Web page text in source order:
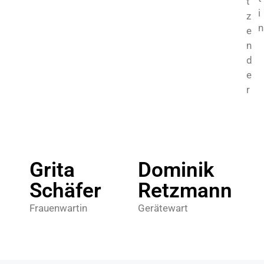
z
e
n
d
e
r
i
n
Grita
Schäfer
Frauenwartin
Dominik
Retzmann
Gerätewart